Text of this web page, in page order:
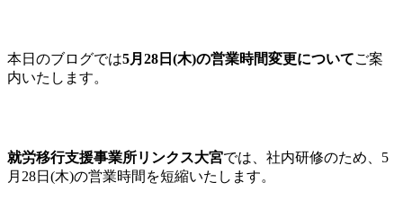
本日のブログでは5月28日(木)の営業時間変更についてご案
内いたします。
就労移行支援事業所リンクス大宮では、社内研修のため、5
月28日(木)の営業時間を短縮いたします。